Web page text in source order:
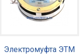
Электромуфта ЭТМ